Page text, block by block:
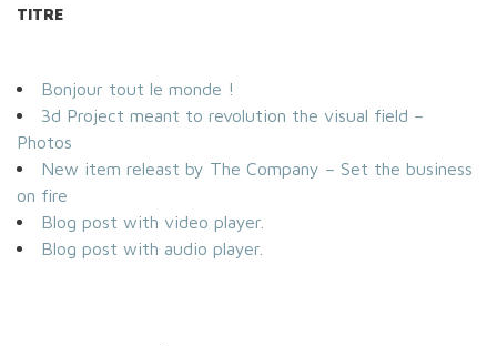
TITRE
Bonjour tout le monde !
3d Project meant to revolution the visual field –
Photos
New item releast by The Company – Set the business
on fire
Blog post with video player.
Blog post with audio player.